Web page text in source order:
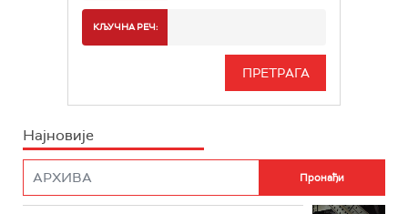
РАДИО БЕОГРАД 3
РАДИО РОКЕНРОЛЕР
ИНФО
КЉУЧНА РЕЧ:
Најновије